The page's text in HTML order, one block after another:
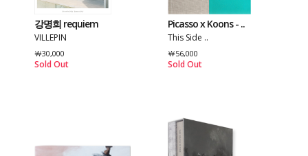
강명희 requiem
VILLEPIN
￦30,000
Sold Out
Picasso x Koons - ..
This Side ..
￦56,000
Sold Out